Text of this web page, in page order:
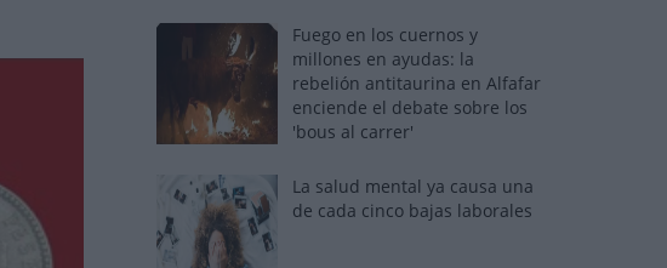
Fuego en los cuernos y
millones en ayudas: la
rebelión antitaurina en Alfafar
enciende el debate sobre los
'bous al carrer'
La salud mental ya causa una
de cada cinco bajas laborales